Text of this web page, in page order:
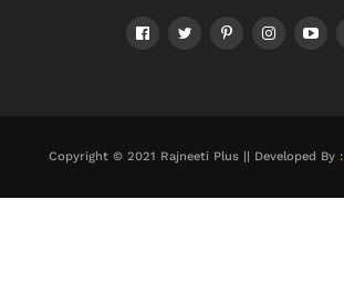
Copyright © 2021 Rajneeti Plus || Developed By :